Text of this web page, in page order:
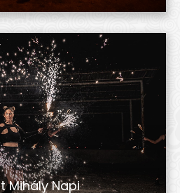
Mihály Napi